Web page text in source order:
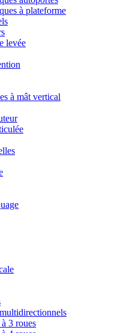
à plateforme
levée
à mât vertical
3 roues